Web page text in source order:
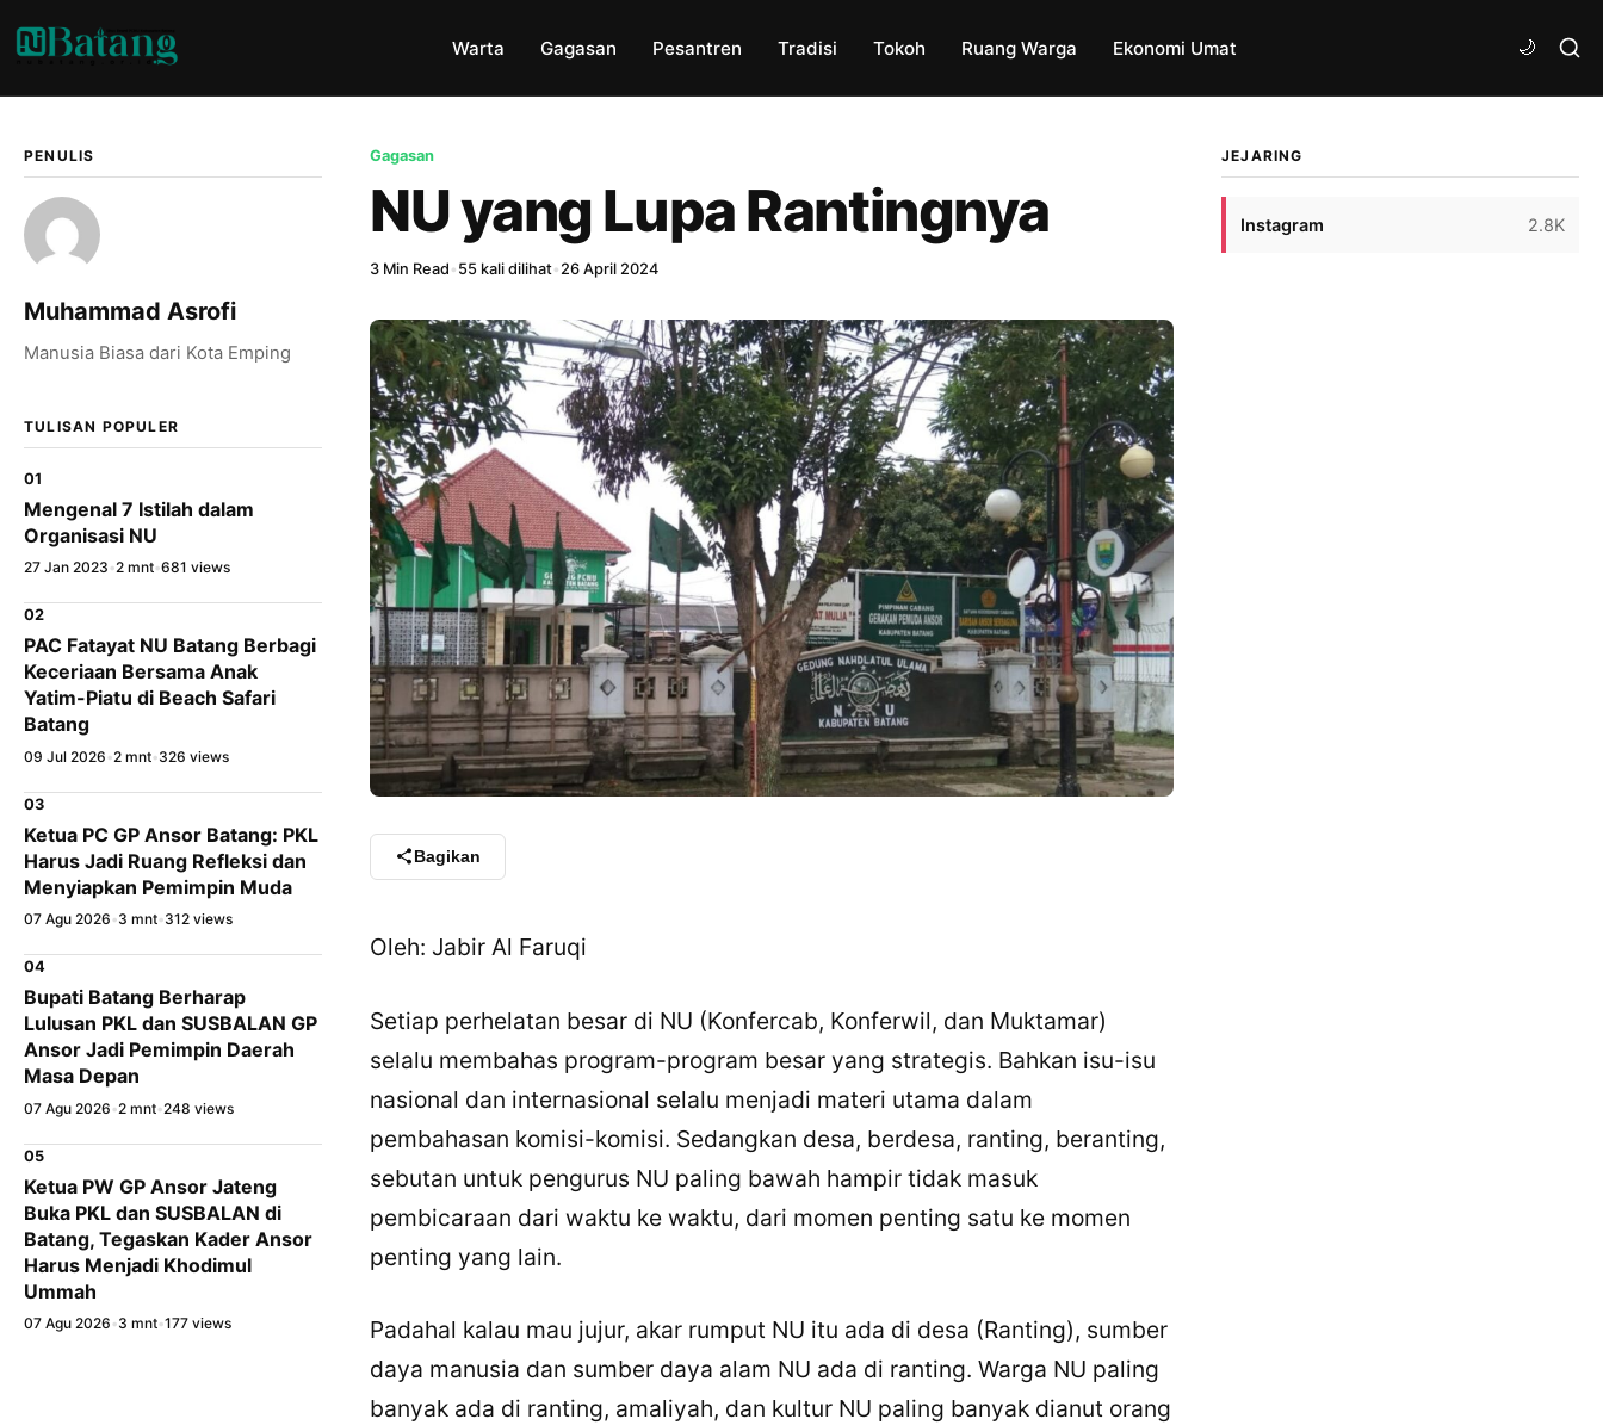
Warta Gagasan Pesantren Tradisi Tokoh Ruang Warga Ekonomi Umat
PENULIS
Muhammad Asrofi
Manusia Biasa dari Kota Emping
TULISAN POPULER
01
Mengenal 7 Istilah dalam
Organisasi NU
27 Jan 2023 •2 mnt•681 views
02
PAC Fatayat NU Batang Berbagi
Keceriaan Bersama Anak
Yatim-Piatu di Beach Safari
Batang
09 Jul 2026 •2 mnt•326 views
03
Ketua PC GP Ansor Batang: PKL
Harus Jadi Ruang Refleksi dan
Menyiapkan Pemimpin Muda
07 Agu 2026 •3 mnt•312 views
04
Bupati Batang Berharap
Lulusan PKL dan SUSBALAN GP
Ansor Jadi Pemimpin Daerah
Masa Depan
07 Agu 2026 •2 mnt•248 views
05
Ketua PW GP Ansor Jateng
Buka PKL dan SUSBALAN di
Batang, Tegaskan Kader Ansor
Harus Menjadi Khodimul
Ummah
07 Agu 2026 •3 mnt•177 views
Gagasan
NU yang Lupa Rantingnya
3 Min Read • 55 kali dilihat•26 April 2024
Bagikan
Oleh: Jabir Al Faruqi
Setiap perhelatan besar di NU (Konfercab, Konferwil, dan Muktamar)
selalu membahas program-program besar yang strategis. Bahkan isu-isu
nasional dan internasional selalu menjadi materi utama dalam
pembahasan komisi-komisi. Sedangkan desa, berdesa, ranting, beranting,
sebutan untuk pengurus NU paling bawah hampir tidak masuk
pembicaraan dari waktu ke waktu, dari momen penting satu ke momen
penting yang lain.
Padahal kalau mau jujur, akar rumput NU itu ada di desa (Ranting), sumber
daya manusia dan sumber daya alam NU ada di ranting. Warga NU paling
banyak ada di ranting, amaliyah, dan kultur NU paling banyak dianut orang
JEJARING
Instagram 2.8K